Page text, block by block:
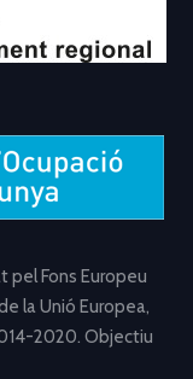
pel Fons Europeu
la Unió Europea,
2020. Objectiu